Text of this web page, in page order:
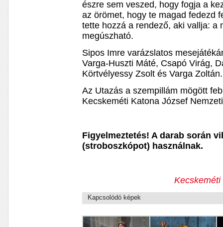
észre sem veszed, hogy fogja a
az örömet, hogy te magad fedezd
tette hozzá a rendező, aki vallja: a
megúszható.
Sipos Imre varázslatos
Varga-Huszti Máté, Csapó Virág,
Körtvélyessy Zsolt és Varga Zoltán.
Az Utazás a szempillám mögött
Kecskeméti Katona József
Figyelmeztetés! A darab során
(stroboszkópot) használnak.
Kapcsolódó képek